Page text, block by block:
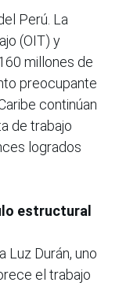
Perú. La
(OIT) y
millones de
preocupante
continúan
de trabajo
logrados
estructural
Luz Durán, uno
el trabajo